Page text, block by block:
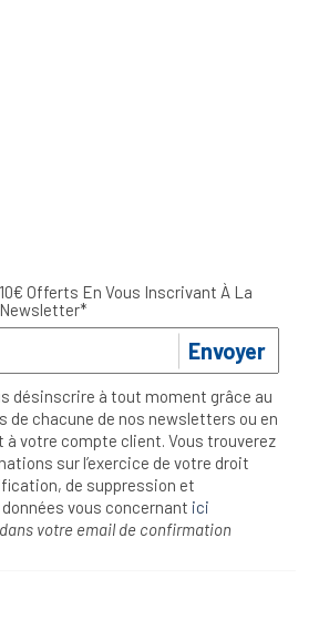
10€ Offerts En Vous Inscrivant À La
Newsletter*
Envoyer
désinscrire à tout moment grâce au
de chacune de nos newsletters ou en
à votre compte client. Vous trouverez
sur l’exercice de votre droit
de suppression et
vous concernant ici
votre email de confirmation